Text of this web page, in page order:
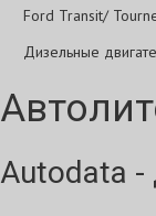
Ford Transit/
Дизельные
Autodata -